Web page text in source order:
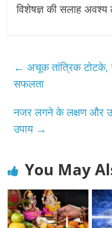
विशेषज्ञ की सलाह अवश्य
← अचूक तांत्रिक टोटके,
सफलता
नजर लगने के लक्षण और
उपाय →
You May